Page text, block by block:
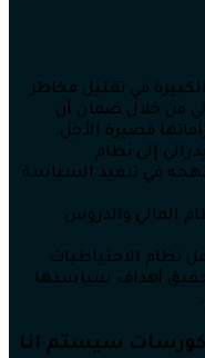
في تقليل مخاطر
من خلال ضمان أن
قصيرة الأجل.
إلى نظام
في تنفيذ السياسة
المالي والدروس
نظام الاحتياطيات
أهداف سياستها
كورسات سيستم انا